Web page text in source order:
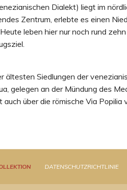
Dialekt) liegt im
Zentrum, erlebte es einen
leben hier nur noch rund
ältesten Siedlungen der
gelegen an der Mündung des
über die römische Via
DATENSCHUTZRICHTLINIE